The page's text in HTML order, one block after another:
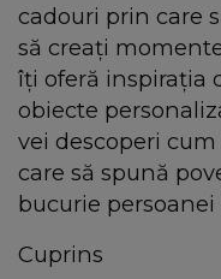
cadouri prin care
să creați
îți oferă inspirația
obiecte
vei descoperi
care să spună
bucurie persoanei
Cuprins